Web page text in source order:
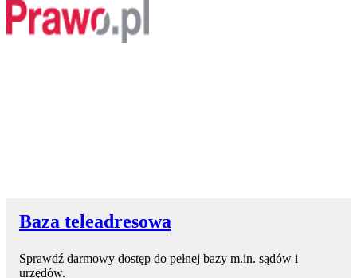
Baza teleadresowa
Sprawdź darmowy dostęp do pełnej bazy m.in. sądów i
urzędów.